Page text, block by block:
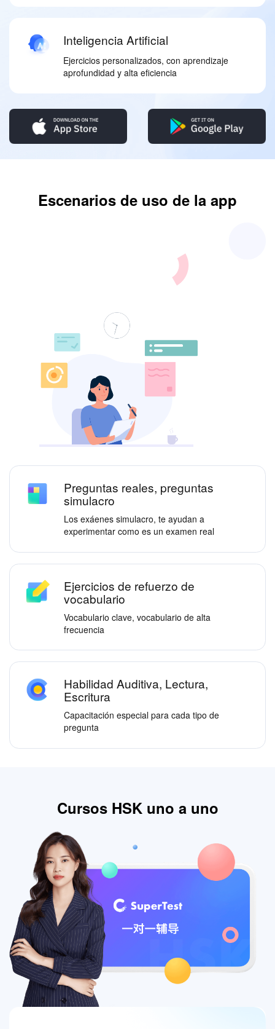
Inteligencia Artificial
Ejercicios personalizados, con aprendizaje
aprofundidad y alta eficiencia
Escenarios de uso de la app
Preguntas reales, preguntas
simulacro
Los exáenes simulacro, te ayudan a
experimentar como es un examen real
Ejercicios de refuerzo de
vocabulario
Vocabulario clave, vocabulario de alta
frecuencia
Habilidad Auditiva, Lectura,
Escritura
Capacitación especial para cada tipo de
pregunta
Cursos HSK uno a uno